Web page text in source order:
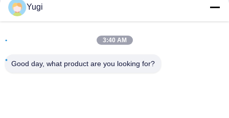
Adres
EastRoad, Shunjiang Community Industrial Park, Beijiao
Yugi
3:40 AM
Good day, what product are you looking for?